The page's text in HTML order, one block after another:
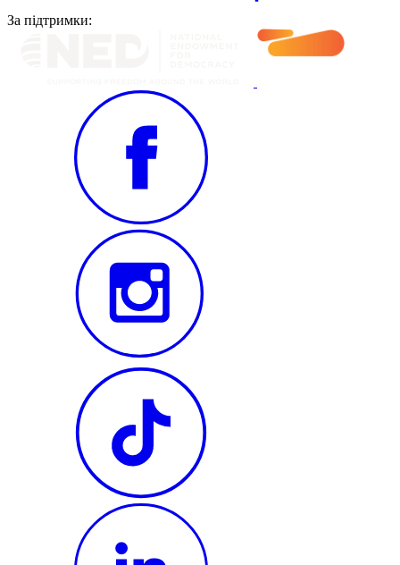
За підтримки: